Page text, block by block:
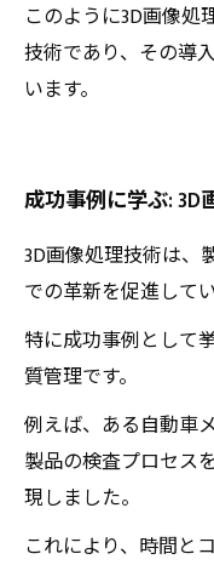
このように3D画像処
技術であり、その導
います。
成功事例に学ぶ:
3D画像処理技術は、
での革新を促進してい
特に成功事例として
質管理です。
例えば、ある自動車
製品の検査プロセス
現しました。
これにより、時間と